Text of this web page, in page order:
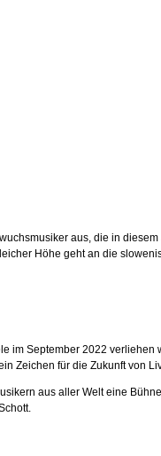
aus, die in
Höhe geht an die
September 2022
Zeichen für die Zukunft von
aus aller Welt eine